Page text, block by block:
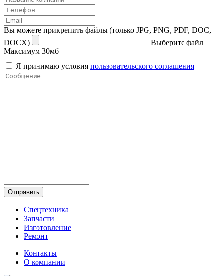
Вы можете прикрепить файлы (только JPG, PNG, PDF, DOC,
DOCX)
Выберите файл
Максимум 30мб
Я принимаю условия пользовательского соглашения
Отправить
Спецтехника
Запчасти
Изготовление
Ремонт
Контакты
О компании